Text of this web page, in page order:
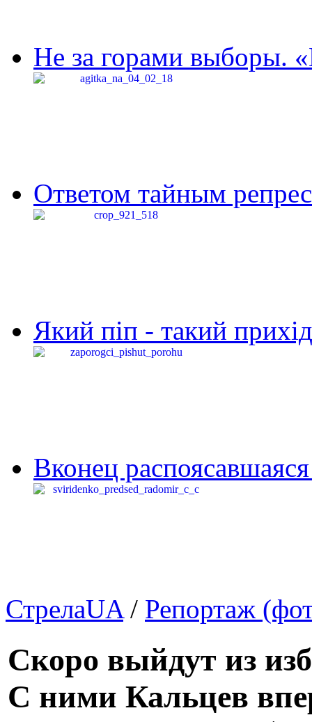
Не за горами выборы.
Ответом тайным
Який піп - такий
Вконец
СтрелаUA/ Репортаж
Скоро выйдут из
С ними Кальцев